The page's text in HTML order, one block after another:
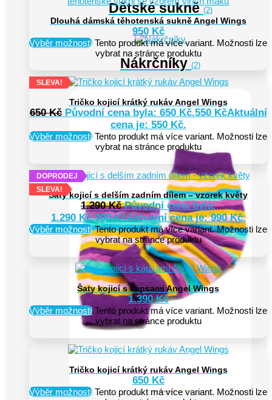
Dětské sukně(2)
Nákrčníky (2)
Dlouhá dámská těhotenská sukně Angel Wings
950 Kč
Výběr možností Tento produkt má více variant. Možnosti lze
vybrat na stránce produktu
SLEVA!
Tričko kojicí krátký rukáv Angel Wings
650Kč Původní cena byla: 650 Kč.550 KčAktuální
cena je: 550 Kč.
Výběr možností Tento produkt má více variant. Možnosti lze
vybrat na stránce produktu
DOPRODEJ
SLEVA!
Šaty kojicí s delším zadním dílem – vzorek květy
1.290Kč Původní cena byla:
1.290 Kč.990KčAktuální cena je: 990 Kč.
Výběr možností Tento produkt má více variant. Možnosti lze
vybrat na stránce produktu
Šaty kojicí s kapsami Angel Wings
1.390Kč
Výběr možností Tento produkt má více variant. Možnosti lze
vybrat na stránce produktu
Tričko kojicí krátký rukáv Angel Wings
650 Kč
Výběr možností Tento produkt má více variant. Možnosti lze